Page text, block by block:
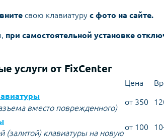
свою клавиатуру с фото на сайте.
при самостоятельной установке
услуги от FixCenter
Цена
вместо поврежденного)
от 350
(залитой) клавиатуры на новую
от 100